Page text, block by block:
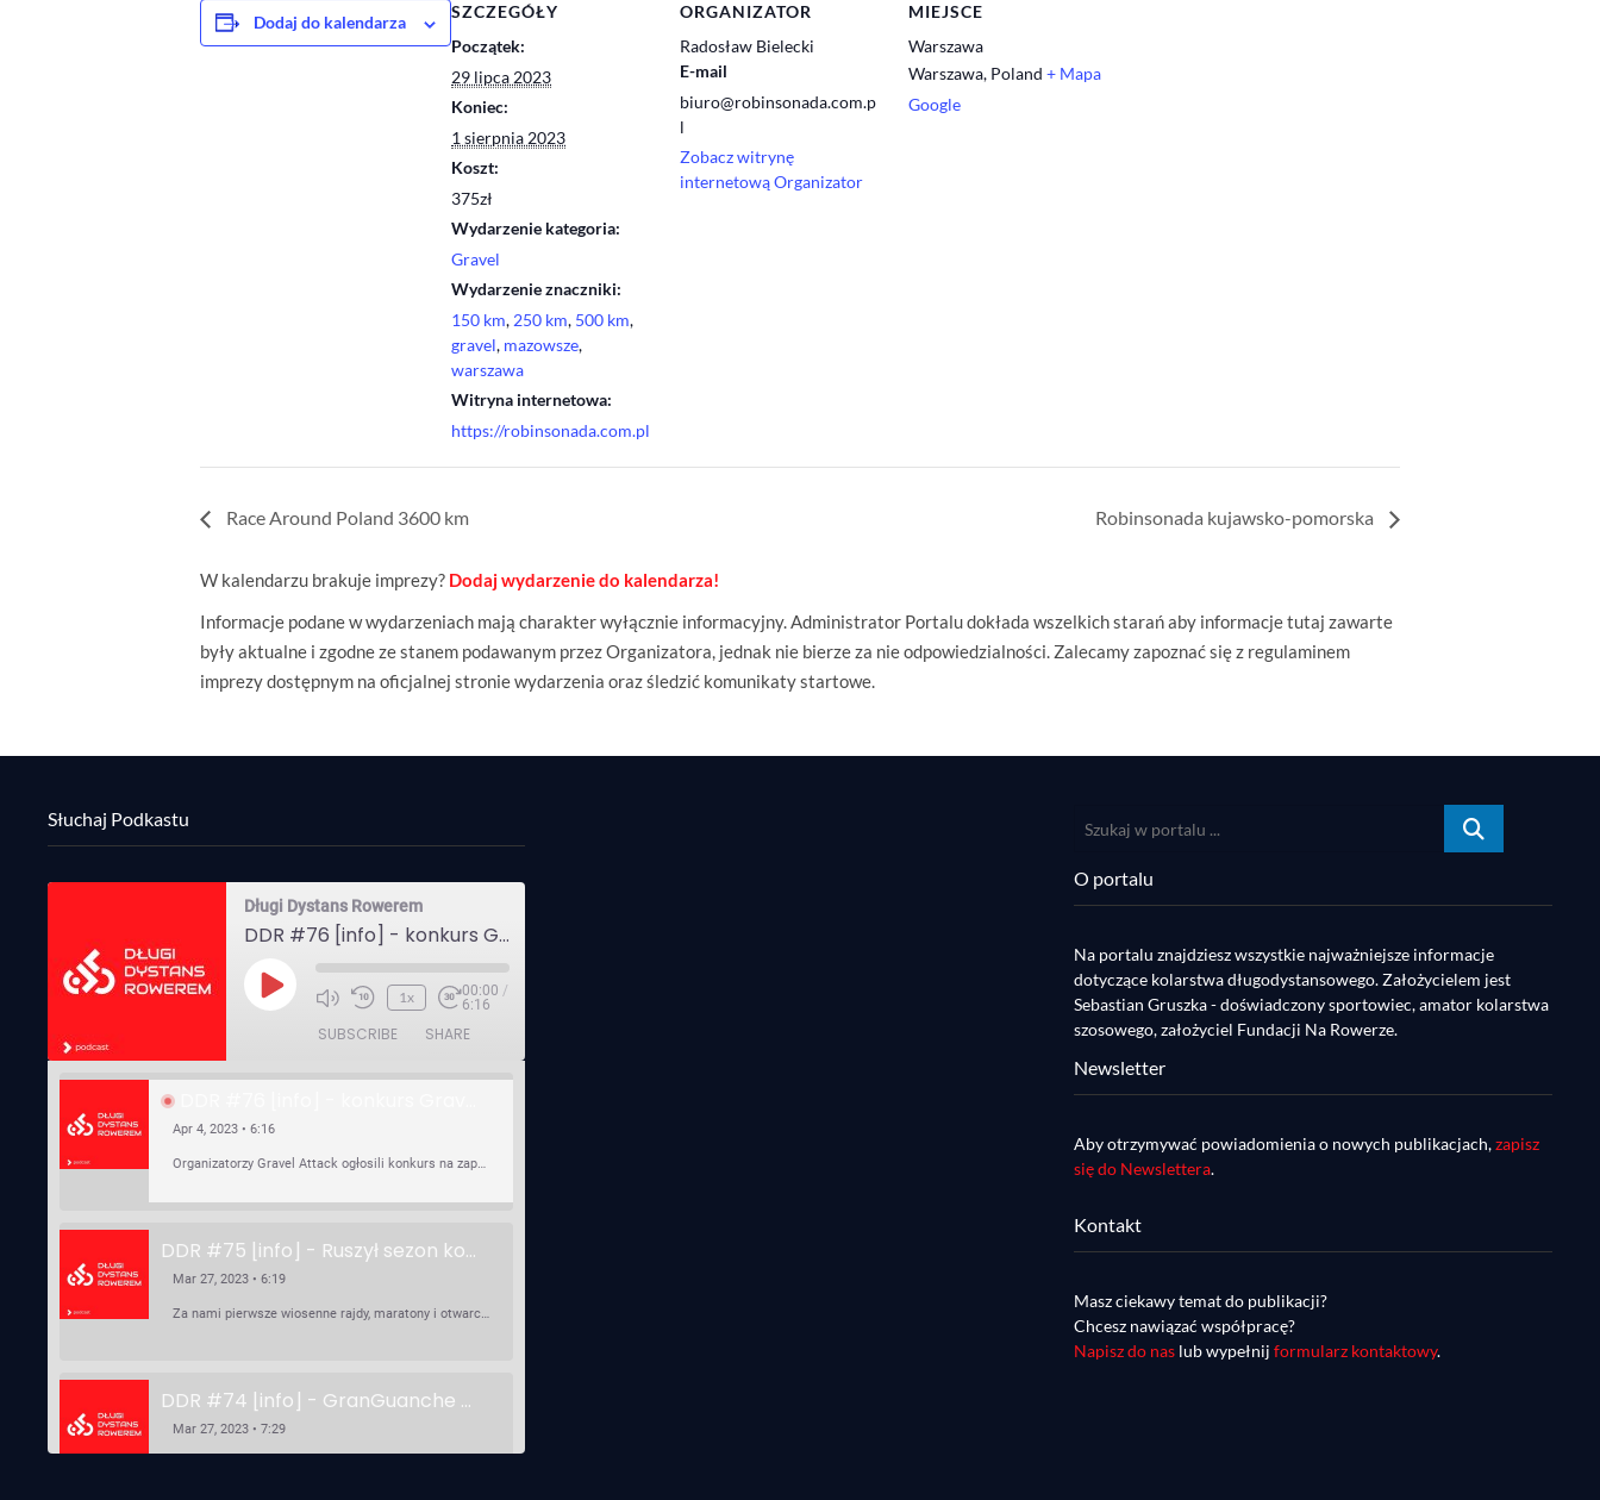
Dodaj do kalendarza
SZCZEGÓŁY
Początek:
29 lipca 2023
Koniec:
1 sierpnia 2023
Koszt:
375zł
Wydarzenie kategoria:
Gravel
Wydarzenie znaczniki:
150 km, 250 km, 500 km,
gravel, mazowsze,
warszawa
Witryna internetowa:
https://robinsonada.com.pl
ORGANIZATOR
Radosław Bielecki
E-mail
biuro@robinsonada.com.p
l
Zobacz witrynę
internetową Organizator
MIEJSCE
Warszawa
Warszawa, Poland + Mapa
Google
Race Around Poland 3600 km Robinsonada kujawsko-pomorska
W kalendarzu brakuje imprezy? Dodaj wydarzenie do kalendarza!
Informacje podane w wydarzeniach mają charakter wyłącznie informacyjny. Administrator Portalu dokłada wszelkich starań aby informacje tutaj zawarte
były aktualne i zgodne ze stanem podawanym przez Organizatora, jednak nie bierze za nie odpowiedzialności. Zalecamy zapoznać się z regulaminem
imprezy dostępnym na oficjalnej stronie wydarzenia oraz śledzić komunikaty startowe.
Słuchaj Podkastu
Długi Dystans Rowerem
DDR #76 [info] - konkurs Gravel Attack, Varmia Gravel, Bike Expo, Inspire India Ultra Race
Play
1x 00:00 /
6:16
SUBSCRIBE SHARE
Apr 4, 2023 • 6:16
Organizatorzy Gravel Attack ogłosili konkurs na zaprojektowanie koszulki. Varmia Gravel 2023 przypomina o możliwości podzielenia opłaty startowej na dwie raty 50/50 – na zero procent! …
DDR #75 [info] - Ruszył sezon kolarski! Pierwszy Brevet Race Through Poland, Otwarcie sezonu Rajdy Dla Frajdy, Ankieta Rowerowa, przygotowania do Race Around Poland
Mar 27, 2023 • 6:19
Za nami pierwsze wiosenne rajdy, maratony i otwarcia sezonu, choć w Gdańsku zima nie powiedziała jeszcze ostatniego słowa bo właśnie pada śnieg. Linki: ⁠http://watahaultrarace.pl/⁠⁠https://rajdydlafrajdy.pl/⁠https://brevety.pl/brevets⁠⁠https://racearoundpoland.pl/⁠⁠https://granguanche.com/audax/audaxgravel/⁠⁠Ankieta Rowerowa…
DDR #74 [info] - GranGuanche Gravel startuje w piątek! Wataha Ultra Race Wiosna - zaprasza Mateusz Szafraniec. Dwie samochwałki
Mar 27, 2023 • 7:29
Szukaj
O portalu
Na portalu znajdziesz wszystkie najważniejsze informacje
dotyczące kolarstwa długodystansowego. Założycielem jest
Sebastian Gruszka - doświadczony sportowiec, amator kolarstwa
szosowego, założyciel Fundacji Na Rowerze.
Newsletter
Aby otrzymywać powiadomienia o nowych publikacjach,zapisz
się do Newslettera.
Kontakt
Masz ciekawy temat do publikacji?
Chcesz nawiązać współpracę?
Napisz do nas lub wypełnijformularz kontaktowy.